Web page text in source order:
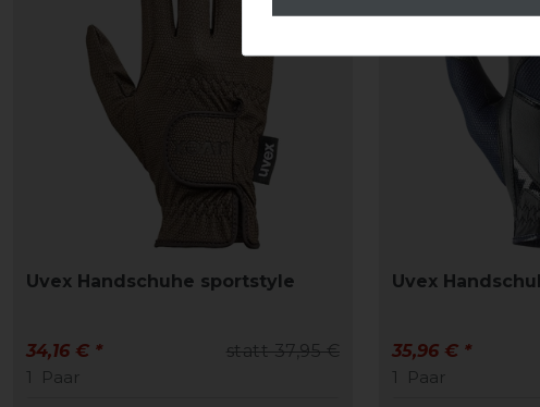
Uvex Handschuhe sportstyle
statt 37,95 €
34,16 € *
1
Paar
Uvex
35,96 € *
1
Paar